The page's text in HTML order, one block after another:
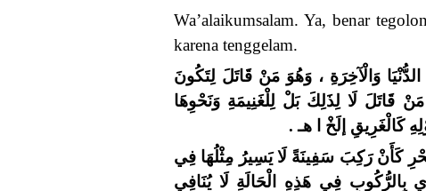
Wa’alaikumsalam. Ya, benar
karena tenggelam.
وَالْآخِرَةِ ، وَهُوَ مَنْ قَاتَلَ لِتَكُونَ
قَاتَلَ لَا لِذَلِكَ بَلْ لِلْغَنِيمَةِ وَنَحْوِهَا
كَالْغَرِيقِ إلَخْ ا هـ .
كَأَنْ رَكِبَ سَفِينَةً لَا يَسِيرُ مِثْلُهَا فِي
بِالرُّكُوبِ فِي هَذِهِ الْحَالَةِ لَا يُنَافِي